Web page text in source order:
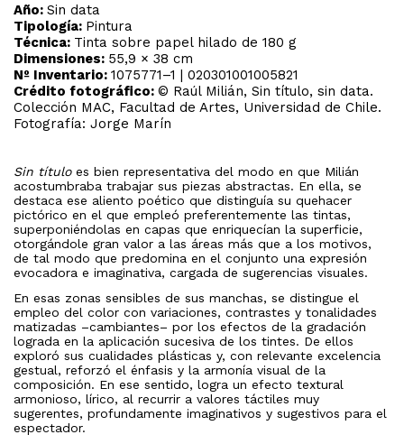
Año: Sin data
Tipología: Pintura
Técnica: Tinta sobre papel hilado de 180 g
Dimensiones: 55,9 × 38 cm
Nº Inventario: 1075771–1 | 020301001005821
Crédito fotográfico: © Raúl Milián, Sin título, sin data.
Colección MAC, Facultad de Artes, Universidad de Chile.
Fotografía: Jorge Marín
Sin títuloes bien representativa del modo en que Milián
acostumbraba trabajar sus piezas abstractas. En ella, se
destaca ese aliento poético que distinguía su quehacer
pictórico en el que empleó preferentemente las tintas,
superponiéndolas en capas que enriquecían la superficie,
otorgándole gran valor a las áreas más que a los motivos,
de tal modo que predomina en el conjunto una expresión
evocadora e imaginativa, cargada de sugerencias visuales.
En esas zonas sensibles de sus manchas, se distingue el
empleo del color con variaciones, contrastes y tonalidades
matizadas –cambiantes– por los efectos de la gradación
lograda en la aplicación sucesiva de los tintes. De ellos
exploró sus cualidades plásticas y, con relevante excelencia
gestual, reforzó el énfasis y la armonía visual de la
composición. En ese sentido, logra un efecto textural
armonioso, lírico, al recurrir a valores táctiles muy
sugerentes, profundamente imaginativos y sugestivos para el
espectador.